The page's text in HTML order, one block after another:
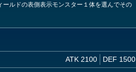
ールドの表側表示モンスター１体を選んでその
ATK 2100 DEF 1500